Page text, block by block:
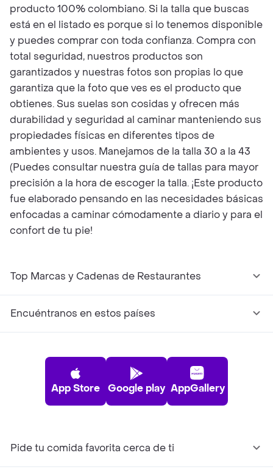
producto 100% colombiano. Si la talla que buscas
está en el listado es porque si lo tenemos disponible
y puedes comprar con toda confianza. Compra con
total seguridad, nuestros productos son
garantizados y nuestras fotos son propias lo que
garantiza que la foto que ves es el producto que
obtienes. Sus suelas son cosidas y ofrecen más
durabilidad y seguridad al caminar manteniendo sus
propiedades físicas en diferentes tipos de
ambientes y usos. Manejamos de la talla 30 a la 43
(Puedes consultar nuestra guía de tallas para mayor
precisión a la hora de escoger la talla. ¡Este producto
fue elaborado pensando en las necesidades básicas
enfocadas a caminar cómodamente a diario y para el
confort de tu pie!
Top Marcas y Cadenas de Restaurantes
Encuéntranos en estos países
App Store Google play AppGallery
Pide tu comida favorita cerca de ti